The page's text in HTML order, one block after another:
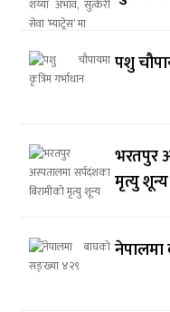
पशु
भरतपुर
मृत्यु शून्य